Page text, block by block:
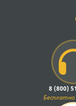
8 (800)
Бесплатно